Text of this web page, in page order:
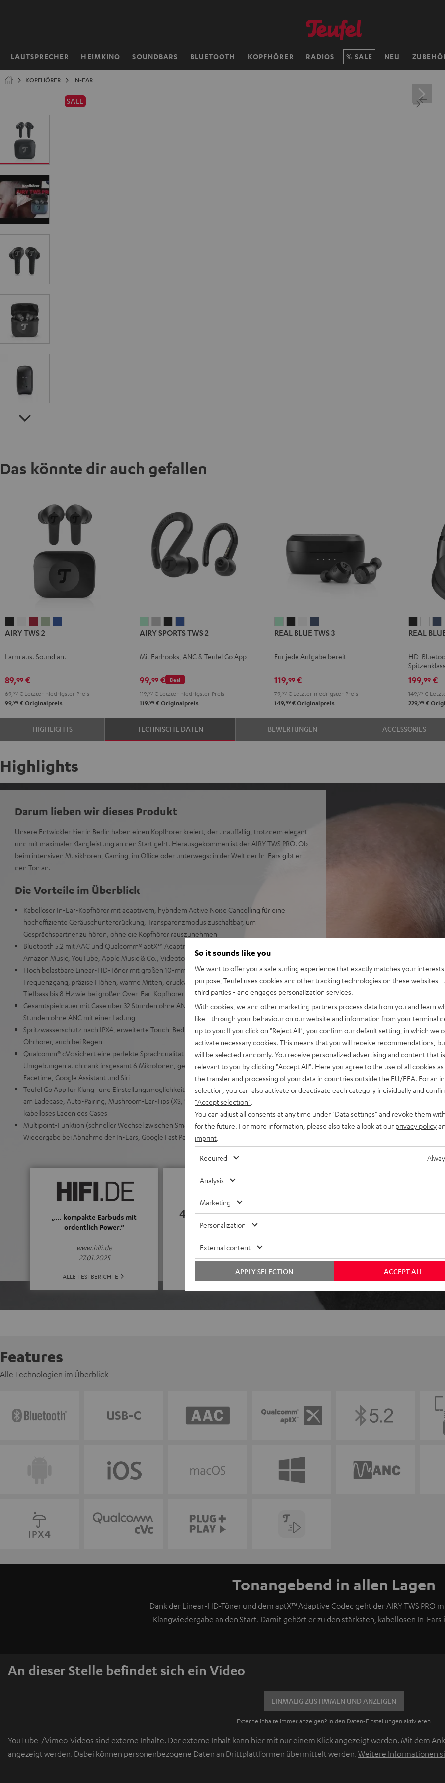
LAUTSPRECHER HEIMKINO SOUNDBARS BLUETOOTH KOPFHÖRER RADIOS SALE NEU
Startseite
KOPFHÖRER IN-EAR
SALE
Das könnte dir auch gefallen
TWS
Night
TWS
Pure
TWS
RubySageSpace
AIRY TWS 2
Lärm aus. Sound an.
89,99 €
69, 99 € Letzter niedrigster Preis
99,99 € Originalpreis
SPORTS
2
Green
SPORTS
2
Gray
SPORTS
2
Black
SPORTS
2
Blue
AIRY SPORTS TWS 2
Mit Earhooks, ANC & Teufel Go App
Deal
99,99€
119, 99€Letzter niedrigster Preis
119,99€Originalpreis
BLUE
3
Green
BLUE
3
Black
BLUE
3
BLUE
3
REAL BLUE TWS 3
Für jede Aufgabe bereit
119,99€
79, 99€Letzter niedrigster Preis
149,99€Originalpreis
BLUE
3
Night
Black
3
Pearl
White
3
REAL
HD-
199,99 €
149,99 €
229,99 €
HIGHLIGHTS TECHNISCHE DATEN BEWERTUNGEN ACCESSORIES
Highlights
Darum lieben wir dieses Produkt
Unsere Entwickler hier in Berlin haben einen Kopfhörer kreiert, der unauffällig, trotzdem elegant
und mit maximaler Klangleistung an den Start geht. Herausgekommen ist der AIRY TWS PRO. Ob
beim intensiven Musikhören, Gaming, im Office oder unterwegs: in der Welt der In-Ears gibt er
den Ton an.
Die Vorteile im Überblick
Kabelloser In-Ear-Kopfhörer mit adaptivem, hybridem Active Noise Cancelling für eine
hocheffiziente Geräuschunterdrückung, Transparenzmodus zuschaltbar, um
Gesprächspartner zu hören, ohne die Kopfhörer rauszunehmen
Bluetooth 5.2 mit AAC und Qualcomm® aptX™ Adaptive für Musikstreaming von Spotify,
Amazon Music, YouTube, Apple Music & Co., Videoton wird lippensynchron übertragen
Hoch belastbare Linear-HD-Töner mit großen 10-mm-Membranen für extra weiten
Frequenzgang, präzise Höhen, warme Mitten, druckvollem Oberbass und starkem, präzisem
Tiefbass bis 8 Hz wie bei großen Over-Ear-Kopfhörern
Gesamtspieldauer mit Case über 32 Stunden ohne ANC, über 19 Stunden mit ANC, über 7
Stunden ohne ANC mit einer Ladung
Spritzwasserschutz nach IPX4, erweiterte Touch-Bedienung und Slider für viele Funktionen am
Ohrhörer, auch bei Regen
Qualcomm® cVc sichert eine perfekte Sprachqualität in Calls auch in windigen, lauten
Umgebungen auch dank insgesamt 6 Mikrofonen, geeignet für Teams, Zoom, Google Meet,
Facetime, Google Assistant und Siri
Teufel Go App für Klang- und Einstellungsmöglichkeiten, Akkuanzeige auf iOS, Android sowie
am Ladecase, Auto-Pairing, Mushroom-Ear-Tips (XS, S, M, L, XL) aus antibakteriellem Silikon,
kabelloses Laden des Cases
Multipoint-Funktion (schneller Wechsel zwischen Smartphone und Notebook), Pausieren der
Wiedergabe bei Abnahme der In-Ears, Google Fast Pair
„… kompakte Earbuds mit
ordentlich Power.“
www.hifi.de
27.01.2025
ALLE TESTBERICHTE
4.52
(4.52 von 5 bei 358 Bewertungen)
ALLE BEWERTUNGEN
Features
Alle Technologien im Überblick
Tonangebend in allen Lagen
Dank der Linear-HD-Töner und dem aptX™ Adaptive Codec geht der AIRY TWS PRO
Klangwiedergabe an den Start. Damit gehört er zu den stärksten, kabellosen In-Ears
An dieser Stelle befindet sich ein Video
EINMALIG ZUSTIMMEN UND ANZEIGEN
Externe Inhalte immer anzeigen? In den Daten‑Einstellungen aktivieren
YouTube-/Vimeo-Videos sind externe Inhalte. Der externe Inhalt kann hier mit nur einem Klick angezeigt werden. Mit dem
angezeigt werden. Dabei können personenbezogene Daten an Drittplattformen übermittelt werden. Weitere Informationen
So it sounds like you
We want to offer you a safe surfing experience that exactly matches your
purpose, Teufel uses cookies and other tracking technologies on these websites -
third parties - and engages personalization services.
With cookies, we and other marketing partners process data from you and learn
like - through your behaviour on our website and information from your terminal
up to you: If you click on "Reject All" , you confirm our default setting, in which we
activate necessary cookies. This means that you will receive recommendations,
will be selected randomly. You receive personalized advertising and content that
relevant to you by clicking "Accept All" . Here you agree to the use of all cookies
the transfer and processing of your data in countries outside the EU/EEA. For an
selection, you can also activate or deactivate each category individually and
"Accept selection"
You can adjust all consents at any time under "Data settings" and revoke them
for the future. For more information, please also take a look at our privacy policy
imprint
Required
Analysis
Marketing
Personalization
External content
ACCEPT ALL
APPLY SELECTION